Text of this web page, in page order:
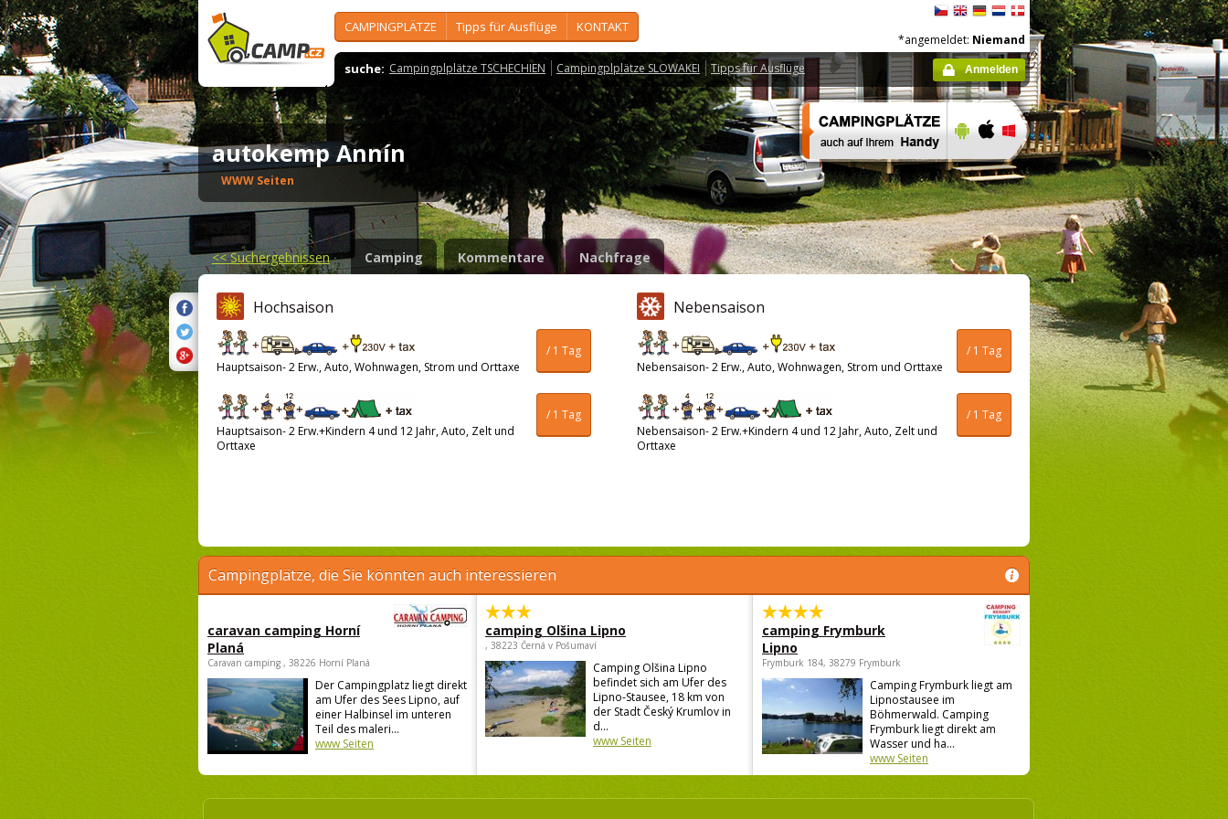
CAMPINGPLÄTZE Tipps für Ausflüge KONTAKT
suche: Campingplplätze TSCHECHIEN Campingplplätze SLOWAKEI Tipps für Ausflüge
*angemeldet: Niemand
Anmelden
autokemp Annín
WWW Seiten
<<Suchergebnissen Camping Kommentare Nachfrage
Hochsaison
/ 1 Tag
Hauptsaison- 2 Erw., Auto, Wohnwagen, Strom und Orttaxe
/ 1 Tag
Hauptsaison- 2 Erw.+Kindern 4 und 12 Jahr, Auto, Zelt und
Orttaxe
Nebensaison
/ 1 Tag
Nebensaison- 2 Erw., Auto, Wohnwagen, Strom und Orttaxe
/ 1 Tag
Nebensaison- 2 Erw.+Kindern 4 und 12 Jahr, Auto, Zelt und
Orttaxe
Campingplätze, die Sie könnten auch interessieren
caravan camping Horní
Planá
Caravan camping , 38226 Horní Planá
Der Campingplatz liegt direkt
am Ufer des Sees Lipno, auf
einer Halbinsel im unteren
Teil des maleri...
www Seiten
camping Olšina Lipno
, 38223 Černá v Pošumaví
Camping Olšina Lipno
befindet sich am Ufer des
Lipno-Stausee, 18 km von
der Stadt Český Krumlov in
d...
www Seiten
camping Frymburk
Lipno
Frymburk 184, 38279 Frymburk
Camping Frymburk liegt am
Lipnostausee im
Böhmerwald. Camping
Frymburk liegt direkt am
Wasser und ha...
www Seiten